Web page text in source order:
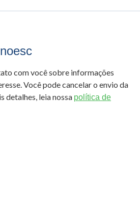
com você sobre informações
Você pode cancelar o envio da
detalhes, leia nossa política de